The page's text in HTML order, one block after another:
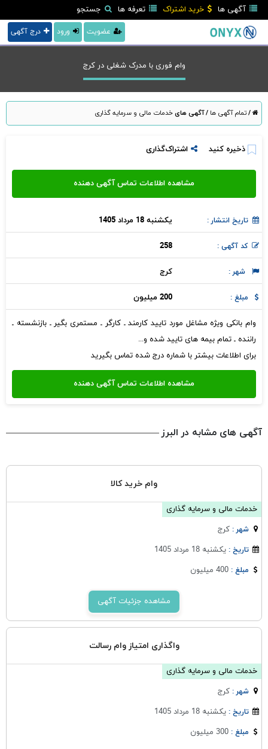
آگهی ها خرید اشتراک تعرفه ها جستجو
درج آگهی ورود عضویت
وام فوری با مدرک شغلی در كرج
/تمام آگهی ها /آگهی هایخدمات مالی و سرمایه گذاری
ذخیره کنید اشتراک‌گذاری
تاریخ انتشار : یکشنبه 18 مرداد 1405
کد آگهی : 258
شهر : كرج
مبلغ : 200 میلیون
وام بانکی ویژه مشاغل مورد تایید کارمند ـ کارگر ـ مستمری بگیر ـ بازنشسته ـ
راننده ـ تمام بیمه های تایید شده و...
برای اطلاعات بیشتر با شماره درج شده تماس بگیرید
آگهی های مشابه در البرز
وام خرید کالا
خدمات مالی و سرمایه گذاری
شهر :كرج
تاریخ :یکشنبه 18 مرداد 1405
مبلغ :400 میلیون
مشاهده جزئیات آگهی
واگذاری امتیاز وام رسالت
خدمات مالی و سرمایه گذاری
شهر :كرج
تاریخ :یکشنبه 18 مرداد 1405
مبلغ :300 میلیون